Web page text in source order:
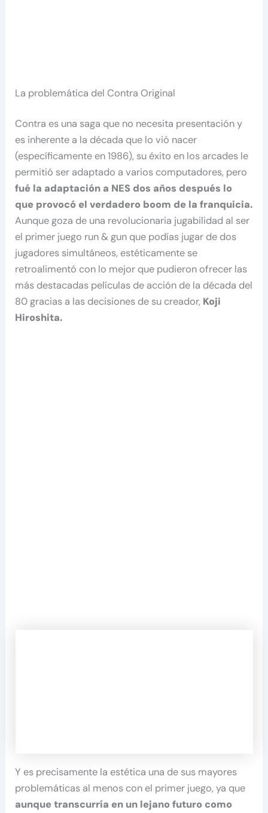
La problemática del Contra Original
Contra es una saga que no necesita presentación y
es inherente a la década que lo vió nacer
(específicamente en 1986), su éxito en los arcades le
permitió ser adaptado a varios computadores, pero
fué la adaptación a NES dos años después lo
que provocó el verdadero boom de la franquicia.
Aunque goza de una revolucionaria jugabilidad al ser
el primer juego run & gun que podías jugar de dos
jugadores simultáneos, estéticamente se
retroalimentó con lo mejor que pudieron ofrecer las
más destacadas películas de acción de la década del
80 gracias a las decisiones de su creador, Koji
Hiroshita.
Y es precisamente la estética una de sus mayores
problemáticas al menos con el primer juego, ya que
aunque transcurría en un lejano futuro como